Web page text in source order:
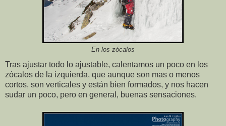
En los zócalos
Tras ajustar todo lo ajustable, calentamos un poco en los
zócalos de la izquierda, que aunque son mas o menos
cortos, son verticales y están bien formados, y nos hacen
sudar un poco, pero en general, buenas sensaciones.